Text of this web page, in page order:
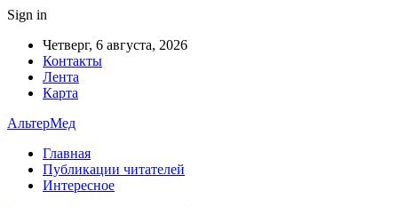
Sign in
Четверг, 6 августа, 2026
Контакты
Лента
Карта
АльтерМед
Главная
Публикации читателей
Интересное